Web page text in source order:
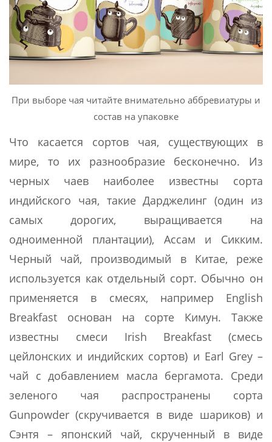
При выборе чая читайте внимательно аббревиатуры и
состав на упаковке
Что касается сортов чая, существующих в
мире, то их разнообразие бесконечно. Из
черных чаев наиболее известны сорта
индийского чая, такие Дарджелинг (один из
самых дорогих, выращивается на
одноименной плантации), Ассам и Сикким.
Черный чай, производимый в Китае, реже
используется как отдельный сорт. Обычно он
применяется в смесях, например English
Breakfast основан на сорте Кимун. Также
известны смеси Irish Breakfast (смесь
цейлонских и индийских сортов) и Earl Grey –
чай с добавлением масла бергамота. Среди
зеленого чая распространены сорта
Gunpowder (скручивается в виде шариков) и
Cэнтя – японский чай, скрученный в виде